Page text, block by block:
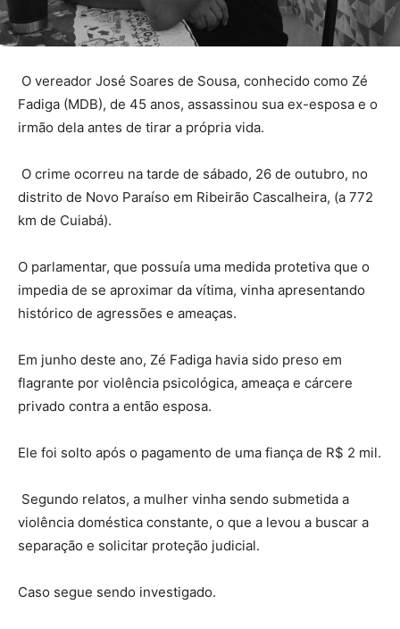
O vereador José Soares de Sousa, conhecido como Zé
Fadiga (MDB), de 45 anos, assassinou sua ex-esposa e o
irmão dela antes de tirar a própria vida.
O crime ocorreu na tarde de sábado, 26 de outubro, no
distrito de Novo Paraíso em Ribeirão Cascalheira, (a 772
km de Cuiabá).
O parlamentar, que possuía uma medida protetiva que o
impedia de se aproximar da vítima, vinha apresentando
histórico de agressões e ameaças.
Em junho deste ano, Zé Fadiga havia sido preso em
flagrante por violência psicológica, ameaça e cárcere
privado contra a então esposa.
Ele foi solto após o pagamento de uma fiança de R$ 2 mil.
Segundo relatos, a mulher vinha sendo submetida a
violência doméstica constante, o que a levou a buscar a
separação e solicitar proteção judicial.
Caso segue sendo investigado.